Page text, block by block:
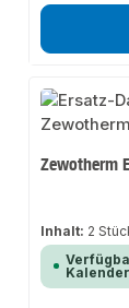
Zewotherm
Inhalt: 2